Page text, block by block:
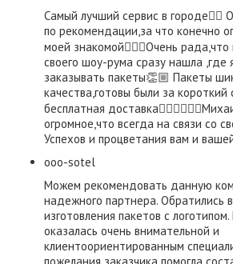
Самый лучший сервис в городе👌🏼
по рекомендации,за что конечно
моей знакомой👍🏼😃Очень
своего шоу-рума сразу нашла ,где
заказывать пакеты👏🏼 Пакеты
качества,готовы были за
бесплатная
огромное,что всегда на связи со
Успехов и процветания вам и
ooo-sotel
Можем рекомендовать данную
надежного партнера. Обратились
изготовления пакетов с
оказалась очень внимательной и
клиентоориентированным